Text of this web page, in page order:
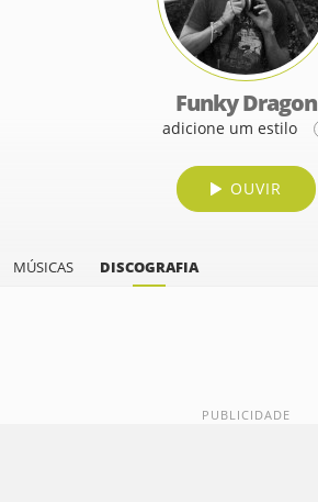
Funky Dragon
adicione um estilo
OUVIR
MÚSICAS DISCOGRAFIA